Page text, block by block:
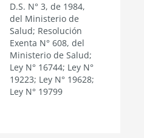
D.S. N° 3, de 1984,
del Ministerio de
Salud; Resolución
Exenta N° 608, del
Ministerio de Salud;
Ley N° 16744; Ley N°
19223; Ley N° 19628;
Ley N° 19799